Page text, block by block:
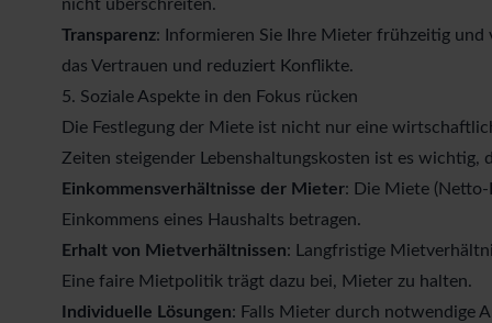
nicht überschreiten.
Transparenz: Informieren Sie Ihre Mieter frühzeitig
das Vertrauen und reduziert Konflikte.
5. Soziale Aspekte in den Fokus rücken
Die Festlegung der Miete ist nicht nur eine
Zeiten steigender Lebenshaltungskosten ist es
Einkommensverhältnisse der Mieter: Die Miete (Netto-
Einkommens eines Haushalts betragen.
Erhalt von Mietverhältnissen: Langfristige
Eine faire Mietpolitik trägt dazu bei, Mieter zu halten.
Individuelle Lösungen: Falls Mieter durch notwendige